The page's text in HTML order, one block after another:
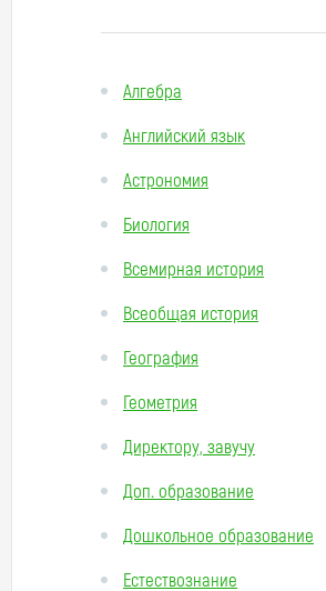
Алгебра
Английский язык
Астрономия
Биология
Всемирная история
Всеобщая история
География
Геометрия
Директору, завучу
Доп. образование
Дошкольное образование
Естествознание